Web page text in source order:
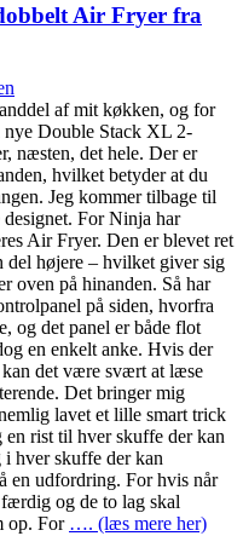
Air Fryer fra
af mit køkken, og for
Double Stack XL 2-
næsten, det hele. Der er
hvilket betyder at du
Jeg kommer tilbage til
For Ninja har
Air Fryer. Den er blevet ret
del højere – hvilket giver sig
oven på hinanden. Så har
på siden, hvorfra
og det panel er både flot
en enkelt anke. Hvis der
kan det være svært at læse
Det bringer mig
lavet et lille smart trick
rist til hver skuffe der kan
i hver skuffe der kan
en udfordring. For hvis når
og de to lag skal
op. For …. (læs mere her)